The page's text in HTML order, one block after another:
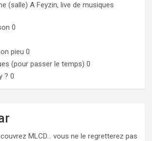
(salle) A Feyzin, live de musiques
0
pieu 0
(pour passer le temps) 0
? 0
MLCD… vous ne le regretterez pas